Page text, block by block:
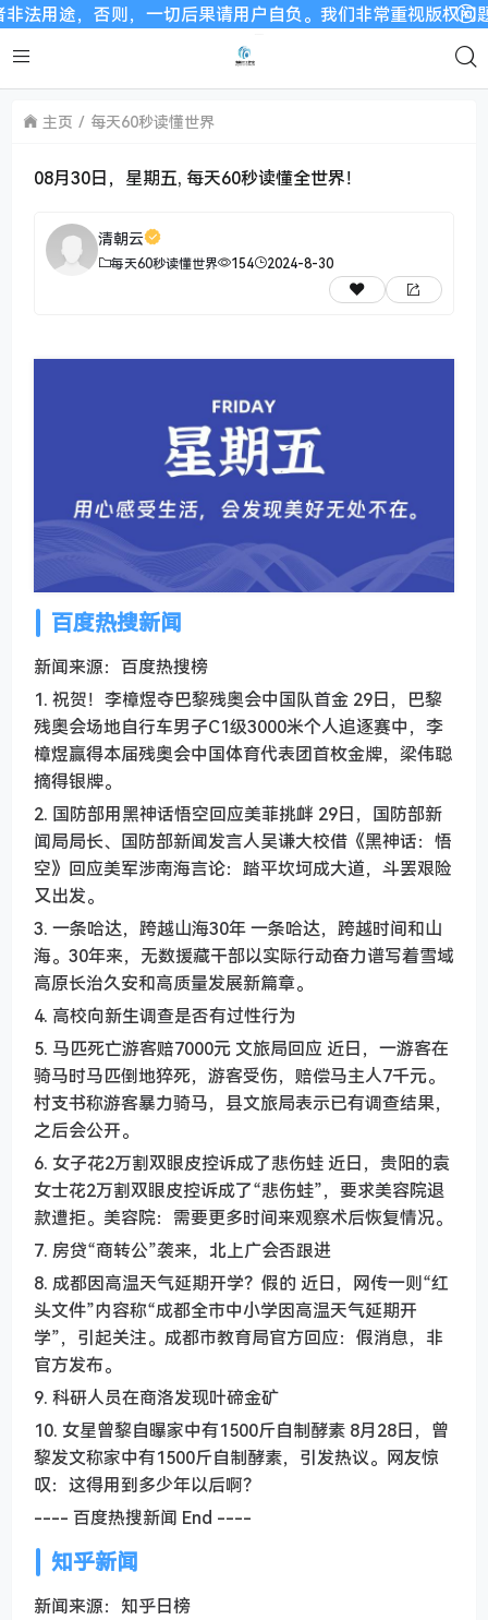
，否则，一切后果请用户自负。我们非常重视版权问题，
主页 每天60秒读懂世界
08月30日，星期五, 每天60秒读懂全世界！
清朝云
每天60秒读懂世界 154 2024-8-30
百度热搜新闻
新闻来源：百度热搜榜
1. 祝贺！李樟煜夺巴黎残奥会中国队首金 29日，巴黎
残奥会场地自行车男子C1级3000米个人追逐赛中，李
樟煜赢得本届残奥会中国体育代表团首枚金牌，梁伟聪
摘得银牌。
2. 国防部用黑神话悟空回应美菲挑衅 29日，国防部新
闻局局长、国防部新闻发言人吴谦大校借《黑神话：悟
空》回应美军涉南海言论：踏平坎坷成大道，斗罢艰险
又出发。
3. 一条哈达，跨越山海30年 一条哈达，跨越时间和山
海。30年来，无数援藏干部以实际行动奋力谱写着雪域
高原长治久安和高质量发展新篇章。
4. 高校向新生调查是否有过性行为
5. 马匹死亡游客赔7000元 文旅局回应 近日，一游客在
骑马时马匹倒地猝死，游客受伤，赔偿马主人7千元。
村支书称游客暴力骑马，县文旅局表示已有调查结果，
之后会公开。
6. 女子花2万割双眼皮控诉成了悲伤蛙 近日，贵阳的袁
女士花2万割双眼皮控诉成了“悲伤蛙”，要求美容院退
款遭拒。美容院：需要更多时间来观察术后恢复情况。
7. 房贷“商转公”袭来，北上广会否跟进
8. 成都因高温天气延期开学？假的 近日，网传一则“红
头文件”内容称“成都全市中小学因高温天气延期开
学”，引起关注。成都市教育局官方回应：假消息，非
官方发布。
9. 科研人员在商洛发现叶碲金矿
10. 女星曾黎自曝家中有1500斤自制酵素 8月28日，曾
黎发文称家中有1500斤自制酵素，引发热议。网友惊
叹：这得用到多少年以后啊？
---- 百度热搜新闻 End ----
知乎新闻
新闻来源：知乎日榜